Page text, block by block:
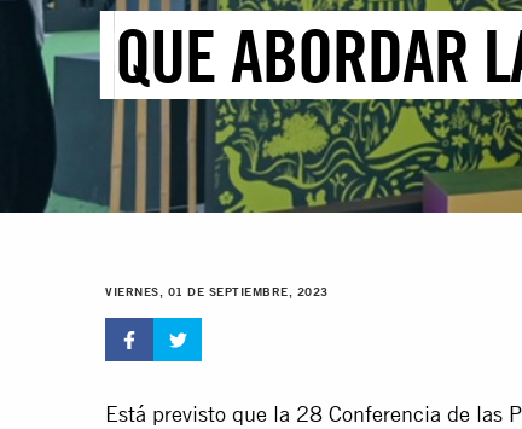
QUE ABORDAR
DERECHOS
VIERNES, 01 DE SEPTIEMBRE, 2023
Está previsto que la 28 Conferencia de las